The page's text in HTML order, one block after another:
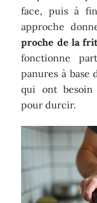
face, puis à
approche
proche de la
fonctionne
panures à base
qui ont besoin
pour durcir.